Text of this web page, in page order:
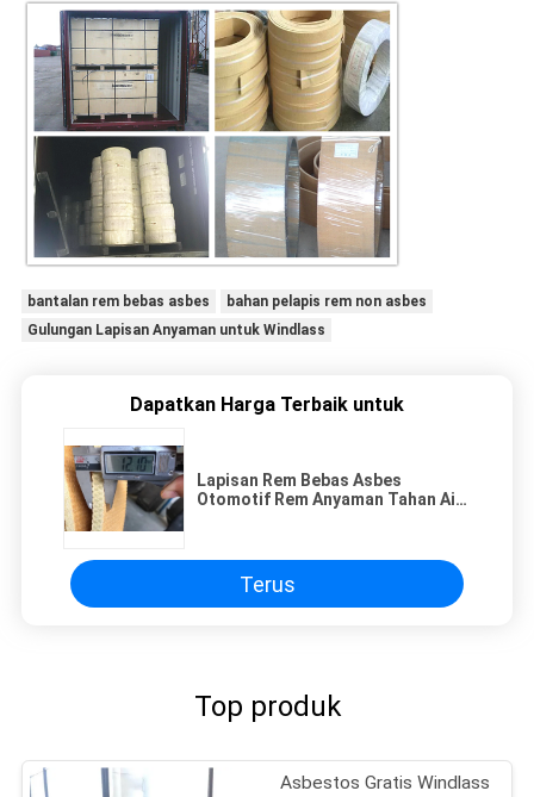
bantalan rem bebas asbes
bahan pelapis rem non asbes
Gulungan Lapisan Anyaman untuk Windlass
Dapatkan Harga Terbaik untuk
Lapisan Rem Bebas Asbes
Otomotif Rem Anyaman Tahan Air
Terus
Top produk
Asbestos Gratis Windlass